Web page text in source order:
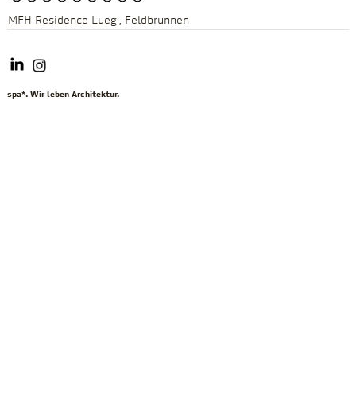
MFH Residence Lueg Feldbrunnen
spa*. Wir leben Architektur.